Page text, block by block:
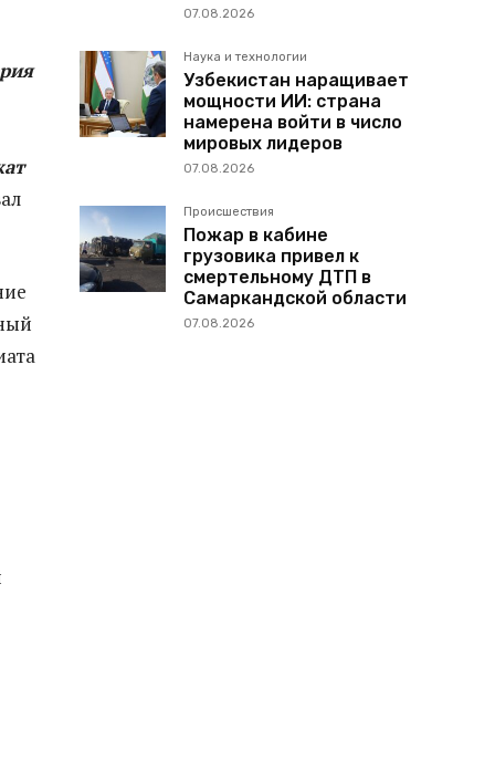
07.08.2026
Наука и технологии
Узбекистан наращивает
мощности ИИ: страна
намерена войти в число
мировых лидеров
07.08.2026
Происшествия
Пожар в кабине
грузовика привел к
смертельному ДТП в
Самаркандской области
07.08.2026